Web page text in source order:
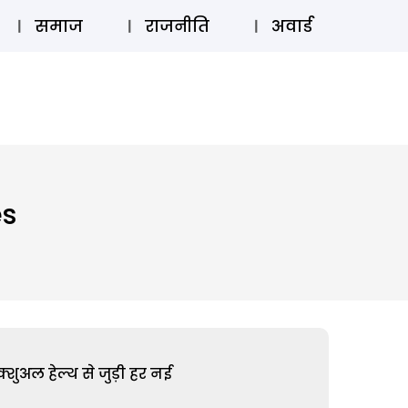
लॉग इन ⚲ SUBSCRIBE
समाज राजनीति अवार्ड
हेल्थ से जुड़ी हर नई